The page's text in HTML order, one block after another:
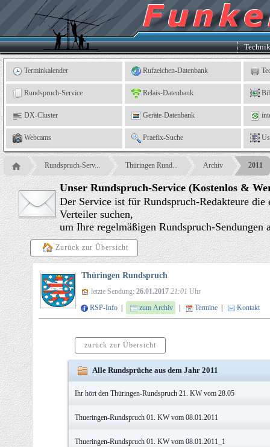
Kleingartenverein
e.
V.,
Leinefelde
Terminkalender Rufzeichen-Datenbank
Rundspruch-Service Relais-Datenbank
DX-Cluster Geräte-Datenbank
Webcams Praefix-Suche
Rundspruch-Serv... Thüringen Rund... Archiv 2011
Unser Rundspruch-Service (Kostenlos &
Der Service ist für Rundspruch-Redakteure
Verteiler suchen,
um Ihre regelmäßigen Rundspruch-
Zurück zur Übersicht
Thüringen Rundspruch
letzte Sendung: 26.01.2017 21:01 Uhr
RSP-Info
zum Archiv Termine Kontakt
zurück zur Übersicht
Alle Rundsprüche aus dem Jahr 2011
Ihr hört den Thüringen-Rundspruch 21. KW vom 28.05
Thueringen-Rundspruch 01. KW vom 08.01.2011
Thueringen-Rundspruch 01. KW vom 08.01.2011_1